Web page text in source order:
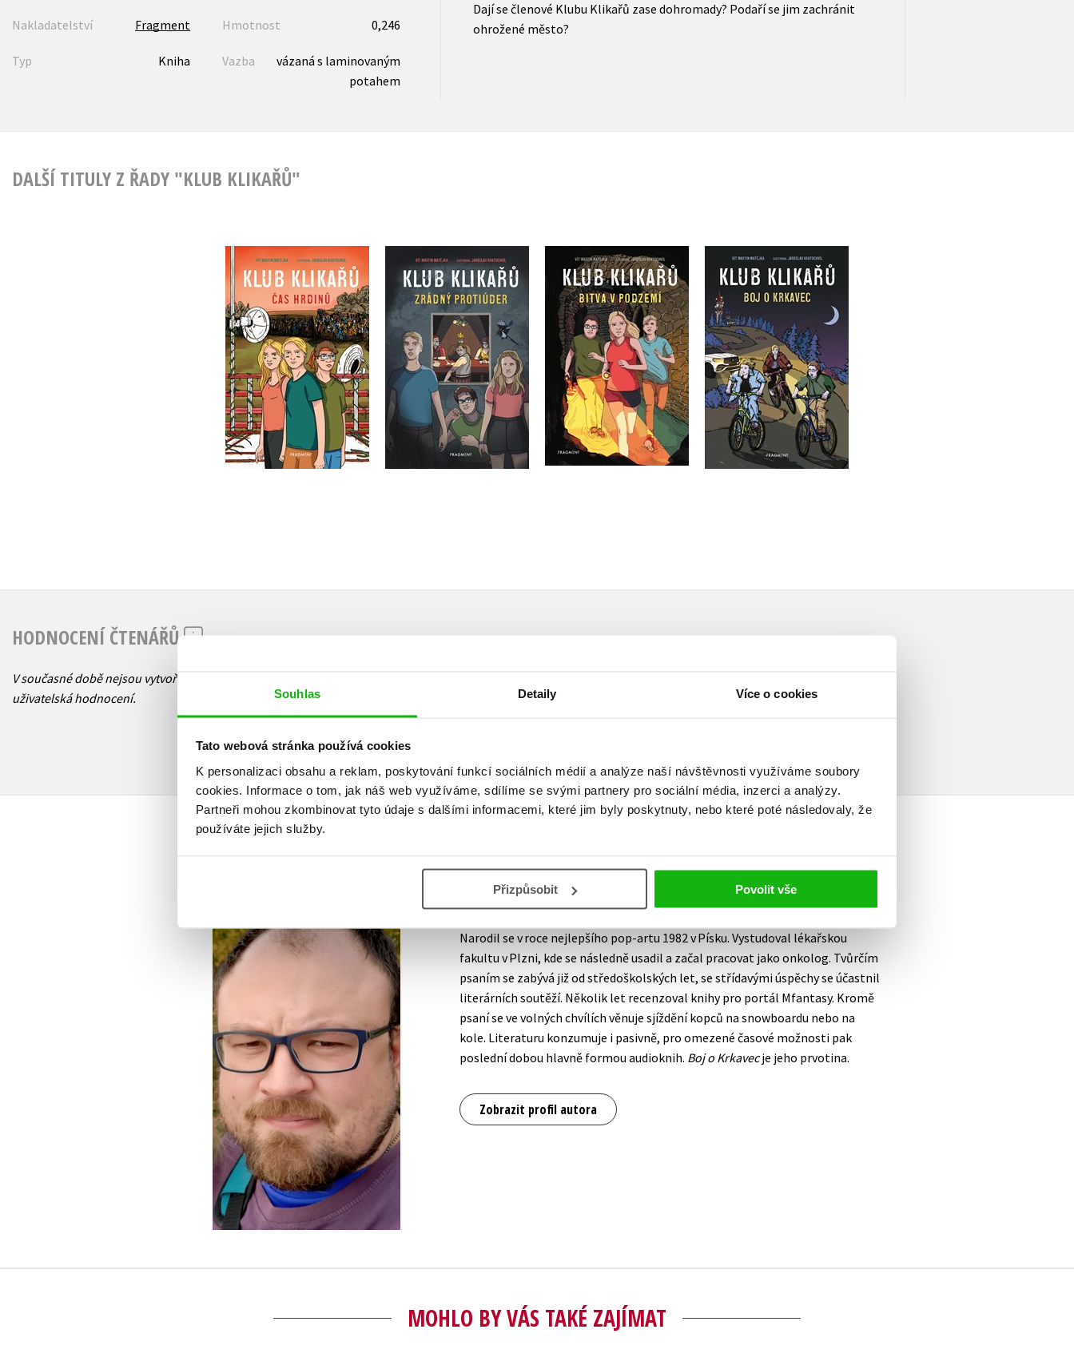
Souhlas Detaily Více o cookies
Tato webová stránka používá cookies
K personalizaci obsahu a reklam, poskytování funkcí sociálních médií a analýze naší návštěvnosti využíváme soubory
cookies. Informace o tom, jak náš web využíváme, sdílíme se svými partnery pro sociální média, inzerci a analýzy.
Partneři mohou zkombinovat tyto údaje s dalšími informacemi, které jim byly poskytnuty, nebo které poté následovaly, že
používáte jejich služby.
Přizpůsobit Povolit vše
Nakladatelství Fragment Hmotnost 0,246
Typ Kniha Vazba
vázaná s laminovaným
potahem
Dají se členové Klubu Klikařů zase dohromady? Podaří se jim zachránit
ohrožené město?
DALŠÍ TITULY Z ŘADY "KLUB KLIKAŘŮ"
Klub Klikařů - Čas
hrdinů
Vít Martin Matějka
Do košíku
299 Kč
239 Kč
Klub Klikařů - Zrádný
protiúder
Vít Martin Matějka
Do košíku
299 Kč
239 Kč
Klub Klikařů – Bitva v
podzemí
Vít Martin Matějka
Do košíku
299 Kč
239 Kč
Klub Klikařů - Boj o
Krkavec
Do košíku
299 Kč
239 Kč
HODNOCENÍ ČTENÁŘŮ
V současné době nejsou vytvořena žádná
uživatelská hodnocení.
Vít Martin Matějka
Narodil se v roce nejlepšího pop-artu 1982 v Písku. Vystudoval lékařskou
fakultu v Plzni, kde se následně usadil a začal pracovat jako onkolog. Tvůrčím
psaním se zabývá již od středoškolských let, se střídavými úspěchy se účastnil
literárních soutěží. Několik let recenzoval knihy pro portál Mfantasy. Kromě
psaní se ve volných chvílích věnuje sjíždění kopců na snowboardu nebo na
kole. Literaturu konzumuje i pasivně, pro omezené časové možnosti pak
poslední dobou hlavně formou audioknih. Boj o Krkavecje jeho prvotina.
Zobrazit profil autora
MOHLO BY VÁS TAKÉ ZAJÍMAT